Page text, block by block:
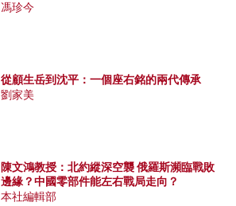
馮珍今
從顧生岳到沈平：一個座右銘的兩代傳承
劉家美
陳文鴻教授：北約縱深空襲 俄羅斯瀕臨戰敗
邊緣？中國零部件能左右戰局走向？
本社編輯部